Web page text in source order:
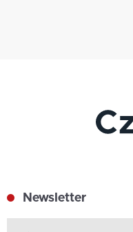
Newsletter